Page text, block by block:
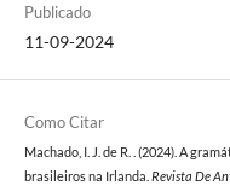
Publicado
11-09-2024
Como Citar
Machado, I. J. de R. . (2024). A
brasileiros na Irlanda. Revista De